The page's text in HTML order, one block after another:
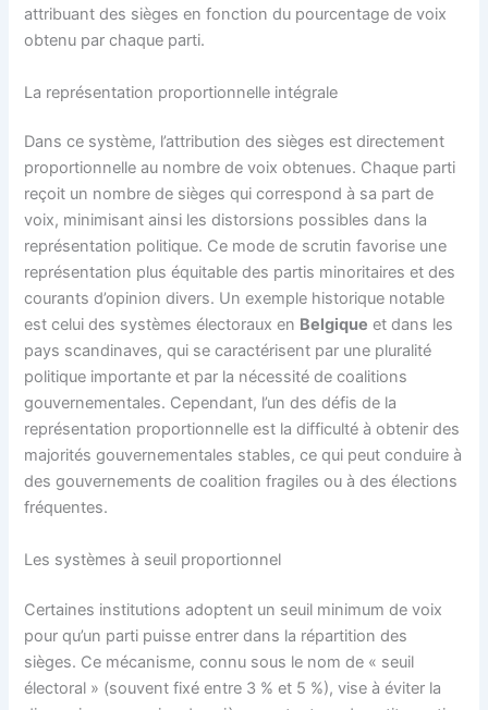
attribuant des sièges en fonction du pourcentage de voix
obtenu par chaque parti.
La représentation proportionnelle intégrale
Dans ce système, l’attribution des sièges est directement
proportionnelle au nombre de voix obtenues. Chaque parti
reçoit un nombre de sièges qui correspond à sa part de
voix, minimisant ainsi les distorsions possibles dans la
représentation politique. Ce mode de scrutin favorise une
représentation plus équitable des partis minoritaires et des
courants d’opinion divers. Un exemple historique notable
est celui des systèmes électoraux en Belgique et dans les
pays scandinaves, qui se caractérisent par une pluralité
politique importante et par la nécessité de coalitions
gouvernementales. Cependant, l’un des défis de la
représentation proportionnelle est la difficulté à obtenir des
majorités gouvernementales stables, ce qui peut conduire à
des gouvernements de coalition fragiles ou à des élections
fréquentes.
Les systèmes à seuil proportionnel
Certaines institutions adoptent un seuil minimum de voix
pour qu’un parti puisse entrer dans la répartition des
sièges. Ce mécanisme, connu sous le nom de « seuil
électoral » (souvent fixé entre 3 % et 5 %), vise à éviter la